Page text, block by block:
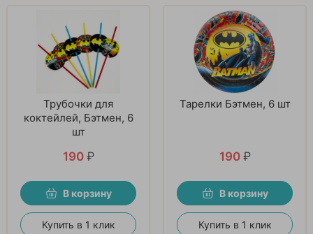
Трубочки для
коктейлей, Бэтмен, 6
шт
190 ₽
В корзину
Купить в 1 клик
Тарелки Бэтмен, 6 шт
190 ₽
В корзину
Купить в 1 клик